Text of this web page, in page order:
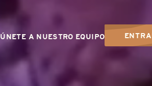
ÚNETE A NUESTRO EQUIPO